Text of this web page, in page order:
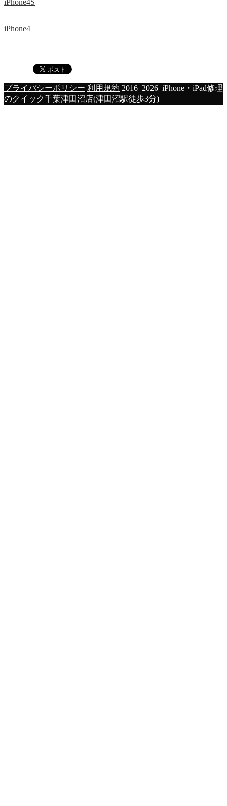
iPhone4S
iPhone4
プライバシーポリシー 利用規約 2016–2026 iPhone・iPad修理
のクイック千葉津田沼店(津田沼駅徒歩3分)